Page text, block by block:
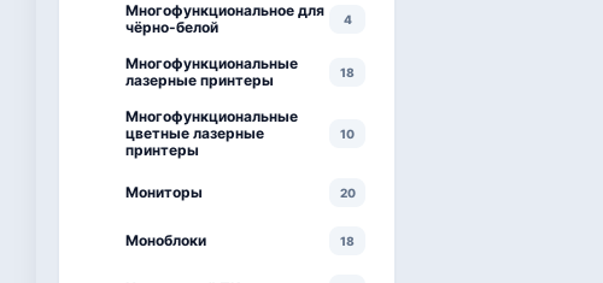
Многофункциональное для
чёрно-белой
4
Многофункциональные
лазерные принтеры
18
Многофункциональные
цветные лазерные
принтеры
10
Мониторы 20
Моноблоки 18